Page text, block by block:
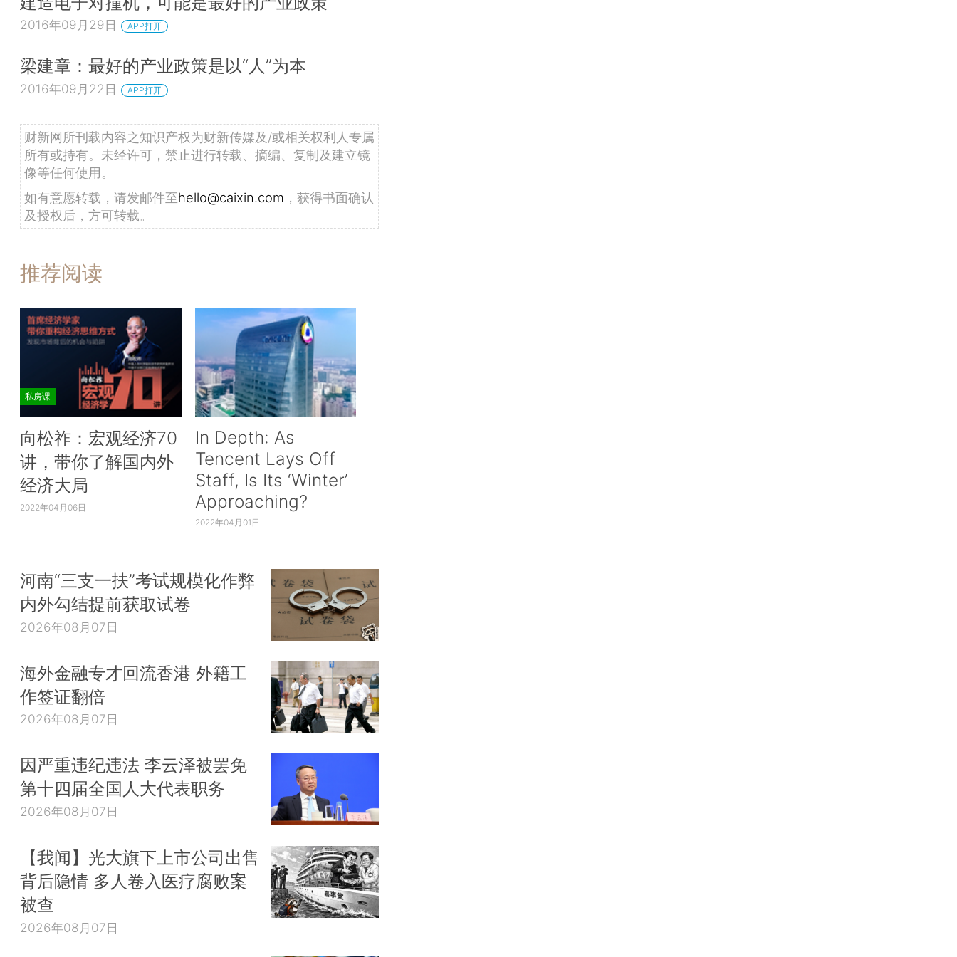
2016年09月29日 APP打开
梁建章：最好的产业政策是以“人”为本
2016年09月22日 APP打开
财新网所刊载内容之知识产权为财新传媒及/或相关权利人专属
所有或持有。未经许可，禁止进行转载、摘编、复制及建立镜
像等任何使用。
如有意愿转载，请发邮件至hello@caixin.com ，获得书面确认
及授权后，方可转载。
推荐阅读
私房课
向松祚：宏观经济70
讲，带你了解国内外
经济大局
2022年04月06日
In Depth: As
Tencent Lays Off
Staff, Is Its ‘Winter’
Approaching?
2022年04月01日
河南“三支一扶”考试规模化作弊
内外勾结提前获取试卷
2026年08月07日
海外金融专才回流香港 外籍工
作签证翻倍
2026年08月07日
因严重违纪违法 李云泽被罢免
第十四届全国人大代表职务
2026年08月07日
【我闻】光大旗下上市公司出售
背后隐情 多人卷入医疗腐败案
被查
2026年08月07日